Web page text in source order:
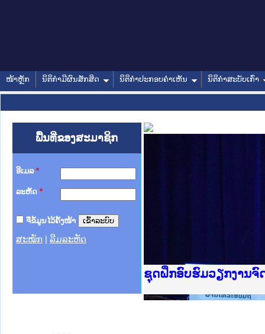
ໜ້າຫຼັກ ນິຕິກໍາມີຜົນສັກສິດ ນິຕິກໍາປະກອບຄໍາເຫັນ ນິຕິກໍາສະບັບເກົ່າ
ພື້ນທີ່ຂອງສະມາຊິກ
ອີເມລ *
ລະຫັດ *
ຈື່ຂໍ້ມູນໄວ້ຄັ້ງໜ້າ
ສະໝັກ ລືມລະຫັດ
Ministry of Justice
ເຜີຍແຜ່ວັບໄຊຈົດໝາຍເ
ກະຊວງຍຸຕິທຳ
ຊຸດຝຶກອົບຮົມວຽກງານຈົ
ກອງປະຊຸມທົບທວນຄືນກ
ຝຶກອົບຮົມ ຜູ່ປະສານງາ
ຝຶກອົບຮົມ ຜູ່ປະສານງາ
ເຜີຍແຜ່ແອັບກົດໝາຍລາ
ເຜີຍແຜ່ແອັບກົດໝາຍລາ
ຍົກລະດັບວຽກງານຈົດໝ
ຊຸດຝຶກອົບຮົມວຽກງານຈົ